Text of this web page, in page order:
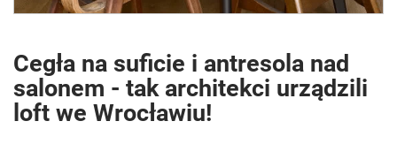
Cegła na suficie i antresola nad
salonem - tak architekci urządzili
loft we Wrocławiu!